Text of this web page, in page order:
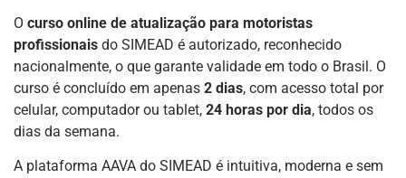
O curso online de atualização para motoristas
profissionais do SIMEAD é autorizado, reconhecido
nacionalmente, o que garante validade em todo o Brasil. O
curso é concluído em apenas 2 dias, com acesso total por
celular, computador ou tablet, 24 horas por dia, todos os
dias da semana.
A plataforma AAVA do SIMEAD é intuitiva, moderna e sem